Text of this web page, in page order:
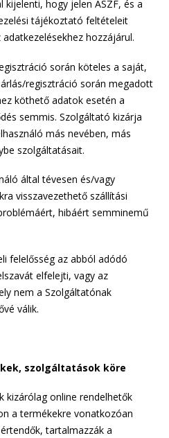
hogy jelen ÁSZF, és a
tájékoztató feltételeit
hozzájárul.
során köteles a saját,
regisztráció során megadott
köthető adatok esetén a
semmis. Szolgáltató kizárja
más nevében, más
szolgáltatásait.
által tévesen és/vagy
visszavezethető szállítási
hibáért semminemű
felelősség az abból adódó
elfelejti, vagy az
nem a Szolgáltatónak
válik.
szolgáltatások köre
kizárólag online rendelhetők
a termékekre vonatkozóan
tartalmazzák a